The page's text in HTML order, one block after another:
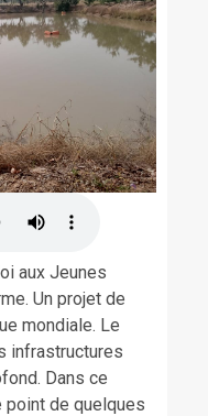
aux Jeunes
Un projet de
mondiale. Le
infrastructures
Dans ce
de quelques